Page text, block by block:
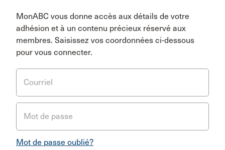
MonABC vous donne accès aux détails de votre
adhésion et à un contenu précieux réservé aux
membres. Saisissez vos coordonnées ci-dessous
pour vous connecter.
Courriel
Mot de passe
Mot de passe oublié?